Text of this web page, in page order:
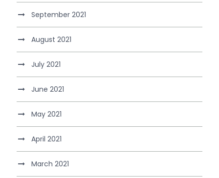
September 2021
August 2021
July 2021
June 2021
May 2021
April 2021
March 2021